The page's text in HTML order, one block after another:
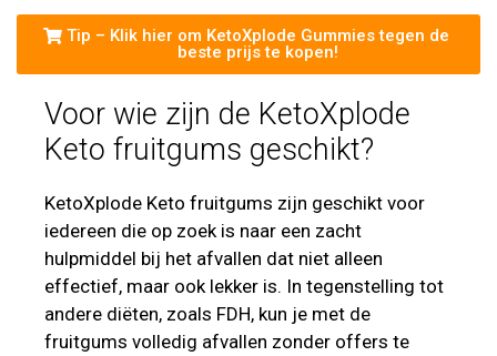
Tip – Klik hier om KetoXplode Gummies tegen de
beste prijs te kopen!
Voor wie zijn de KetoXplode
Keto fruitgums geschikt?
KetoXplode Keto fruitgums zijn geschikt voor
iedereen die op zoek is naar een zacht
hulpmiddel bij het afvallen dat niet alleen
effectief, maar ook lekker is. In tegenstelling tot
andere diëten, zoals FDH, kun je met de
fruitgums volledig afvallen zonder offers te